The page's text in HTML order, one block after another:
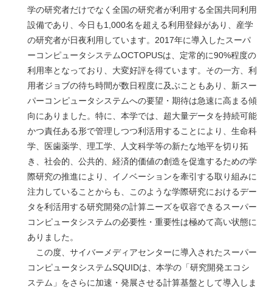
学の研究者だけでなく全国の研究者が利用する全国共同利用
設備であり、今日も1,000名を超える利用登録があり、産学
の研究者が日夜利用しています。2017年に導入したスーパ
ーコンピュータシステムOCTOPUSは、定常的に90%程度の
利用率となっており、大変好評を得ています。その一方、利
用者ジョブの待ち時間が数日程度に及ぶこともあり、新スー
パーコンピュータシステムへの要望・期待は急速に高まる傾
向にありました。特に、本学では、超大量データを持続可能
かつ責任ある形で管理しつつ利活用することにより、生命科
学、医歯薬学、理工学、人文科学等の新たな地平を切り拓
き、社会的、公共的、経済的価値の創造を促進するための学
際研究の推進により、イノベーションを牽引する取り組みに
注力していることからも、このような学際研究におけるデー
タを利活用する研究開発の計算ニーズを収容できるスーパー
コンピュータシステムの必要性・重要性は極めて高い状態に
ありました。
この度、サイバーメディアセンターに導入されたスーパー
コンピュータシステムSQUIDは、本学の「研究開発エコシ
ステム」をさらに加速・発展させる計算基盤として導入しま